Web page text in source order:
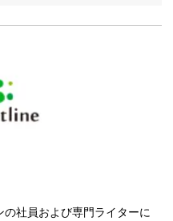
社員および専門ライターに